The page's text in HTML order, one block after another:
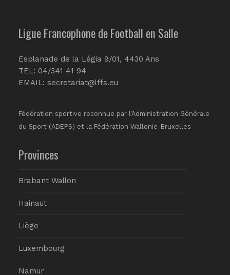
Ligue Francophone de Football en Salle
Esplanade de la Légia 9/01, 4430 Ans
TEL: 04/341 41 94
EMAIL: secretariat@lffs.eu
Fédération sportive reconnue par l’Administration Générale
du Sport (ADEPS) et la Fédération Wallonie-Bruxelles
Provinces
Brabant Wallon
Hainaut
Liège
Luxembourg
Namur